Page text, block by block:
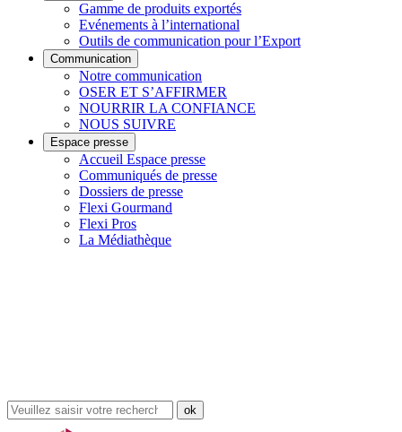
Gamme de produits exportés
Evénements à l’international
Outils de communication pour l’Export
Communication
Notre communication
OSER ET S’AFFIRMER
NOURRIR LA CONFIANCE
NOUS SUIVRE
Espace presse
Accueil Espace presse
Communiqués de presse
Dossiers de presse
Flexi Gourmand
Flexi Pros
La Médiathèque
Rechercher
dans